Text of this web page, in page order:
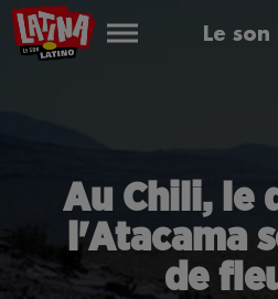
Le
Au Chili, le
l'Atacama
de